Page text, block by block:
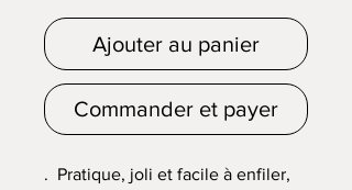
Ajouter au panier
Commander et payer
. Pratique, joli et facile à enfiler,